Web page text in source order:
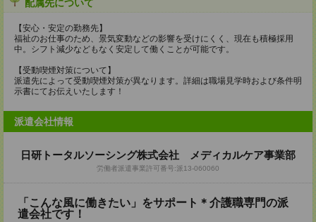
配属先について
【安心・安定の勤務先】
福祉のお仕事のため、景気変動などの影響を受けにくく、現在も積極採用
中。シフト減少などもなく安定して働くことが可能です。
【受動喫煙対策について】
派遣先によって受動喫煙対策が異なります。詳細は職場見学時および条件明
示書にてお伝えいたします！
派遣会社情報
日研トータルソーシング株式会社 メディカルケア事業部
労働者派遣事業許可番号:派13-060060
「こんな風に働きたい」をサポート＊介護職専門の派
遣会社です！